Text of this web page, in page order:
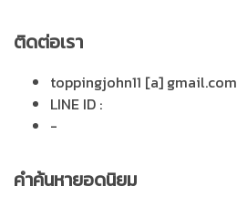
ติดต่อเรา
toppingjohn11 [a] gmail.com
LINE ID :
-
คำค้นหายอดนิยม